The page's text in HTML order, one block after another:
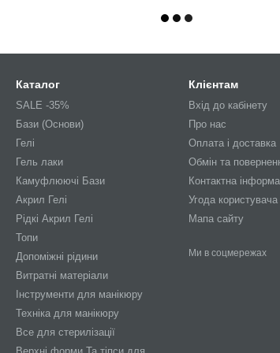
Каталог
SALE -35%
Бази (Основи)
Гелі
Гель лаки
Камуфлюючі Бази
Акрил Гелі
Рідкі Акрил Гелі
Топи
Допоміжні рідини
Витратні матеріали
Інструменти для манікюру
Техніка для манікюру
Все для стерилізації
Клієнтам
Вхід до кабінету
Про нас
Оплата і доставка
Обмін та
Контактна
Угода користувача
Мапа сайту
Ми в соцмережах